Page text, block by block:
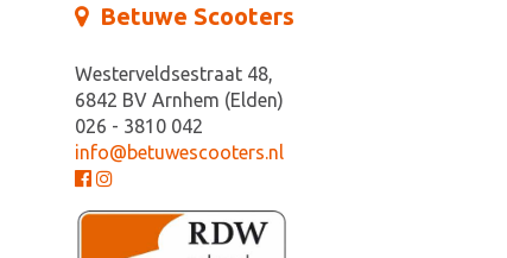
Betuwe Scooters
Westerveldsestraat 48,
6842 BV Arnhem (Elden)
026 - 3810 042
info@betuwescooters.nl